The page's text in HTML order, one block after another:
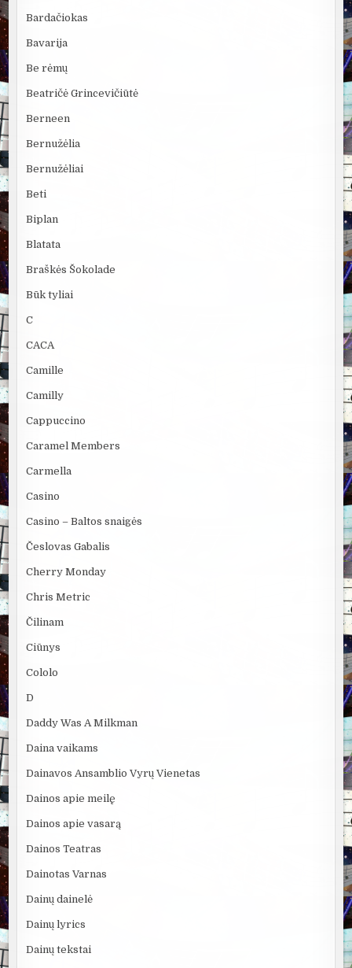
Bardačiokas
Bavarija
Be rėmų
Beatričė Grincevičiūtė
Berneen
Bernužėlia
Bernužėliai
Beti
Biplan
Blatata
Braškės Šokolade
Būk tyliai
C
CACA
Camille
Camilly
Cappuccino
Caramel Members
Carmella
Casino
Casino – Baltos snaigės
Česlovas Gabalis
Cherry Monday
Chris Metric
Čilinam
Ciūnys
Cololo
D
Daddy Was A Milkman
Daina vaikams
Dainavos Ansamblio Vyrų Vienetas
Dainos apie meilę
Dainos apie vasarą
Dainos Teatras
Dainotas Varnas
Dainų dainelė
Dainų lyrics
Dainų tekstai